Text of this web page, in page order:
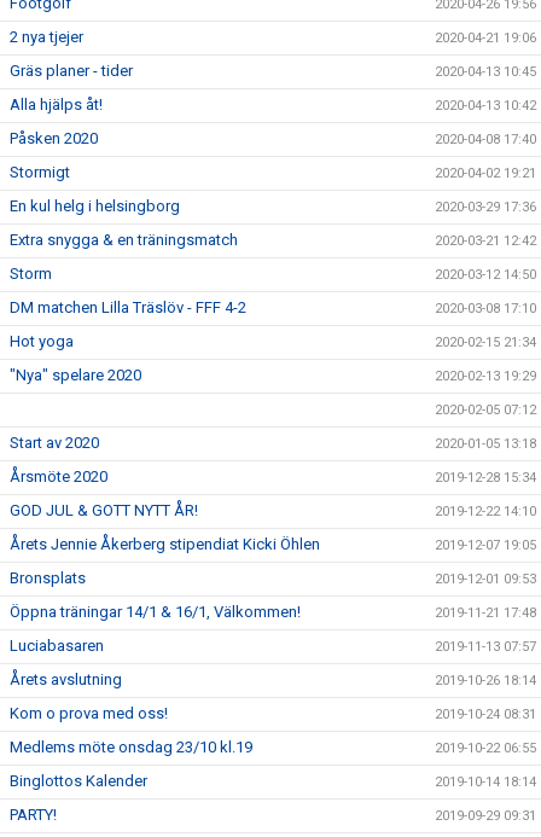
2020-04-26 19:56
2 nya tjejer 2020-04-21 19:06
Gräs planer - tider 2020-04-13 10:45
Alla hjälps åt! 2020-04-13 10:42
Påsken 2020 2020-04-08 17:40
Stormigt 2020-04-02 19:21
En kul helg i helsingborg 2020-03-29 17:36
Extra snygga & en träningsmatch 2020-03-21 12:42
Storm 2020-03-12 14:50
DM matchen Lilla Träslöv - FFF 4-2 2020-03-08 17:10
Hot yoga 2020-02-15 21:34
"Nya" spelare 2020 2020-02-13 19:29
2020-02-05 07:12
Start av 2020 2020-01-05 13:18
Årsmöte 2020 2019-12-28 15:34
GOD JUL & GOTT NYTT ÅR! 2019-12-22 14:10
Årets Jennie Åkerberg stipendiat Kicki Öhlen 2019-12-07 19:05
Bronsplats 2019-12-01 09:53
Öppna träningar 14/1 & 16/1, Välkommen! 2019-11-21 17:48
Luciabasaren 2019-11-13 07:57
Årets avslutning 2019-10-26 18:14
Kom o prova med oss! 2019-10-24 08:31
Medlems möte onsdag 23/10 kl.19 2019-10-22 06:55
Binglottos Kalender 2019-10-14 18:14
PARTY! 2019-09-29 09:31